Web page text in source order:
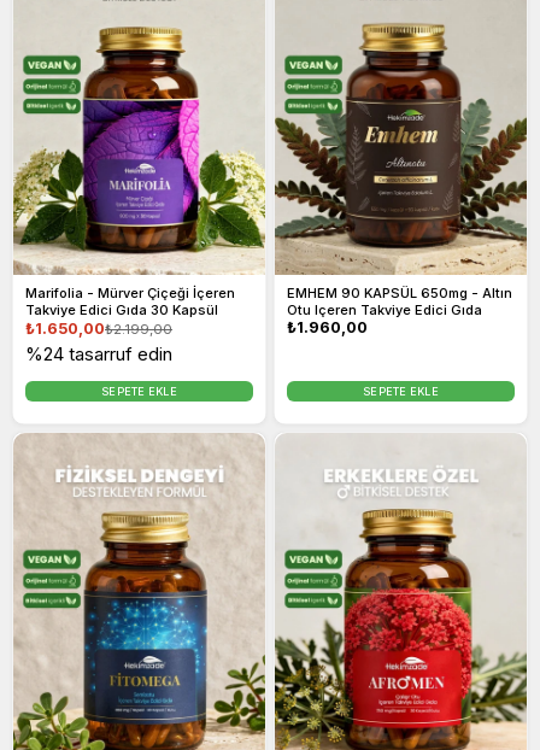
Marifolia - Mürver Çiçeği İçeren
Takviye Edici Gıda 30 Kapsül
İndirimli
fiyat
₺1.650,00
Normal
fiyat
₺2.199,00
%24 tasarruf edin
SEPETE EKLE
EMHEM 90 KAPSÜL 650mg - Altın
Otu Içeren Takviye Edici Gıda
Normal
₺1.960,00
SEPETE EKLE